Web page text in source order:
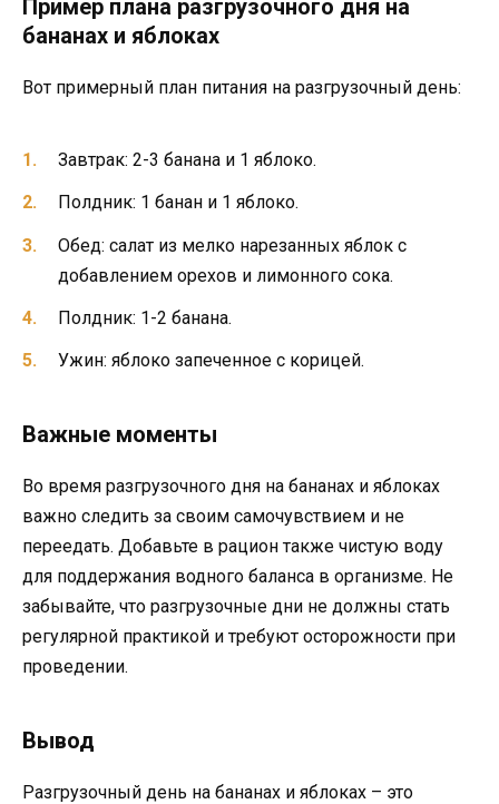
Пример плана разгрузочного дня на
бананах и яблоках
Вот примерный план питания на разгрузочный день:
Завтрак: 2-3 банана и 1 яблоко.
Полдник: 1 банан и 1 яблоко.
Обед: салат из мелко нарезанных яблок с
добавлением орехов и лимонного сока.
Полдник: 1-2 банана.
Ужин: яблоко запеченное с корицей.
Важные моменты
Во время разгрузочного дня на бананах и яблоках
важно следить за своим самочувствием и не
переедать. Добавьте в рацион также чистую воду
для поддержания водного баланса в организме. Не
забывайте, что разгрузочные дни не должны стать
регулярной практикой и требуют осторожности при
проведении.
Вывод
Разгрузочный день на бананах и яблоках – это